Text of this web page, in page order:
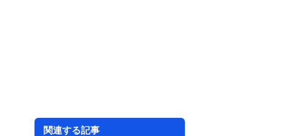
関連する記事